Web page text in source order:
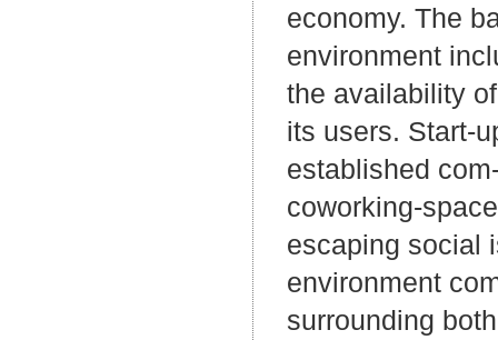
economy. The
environment
the availability
its users. Start-
established
coworking-
escaping social
environment
surrounding